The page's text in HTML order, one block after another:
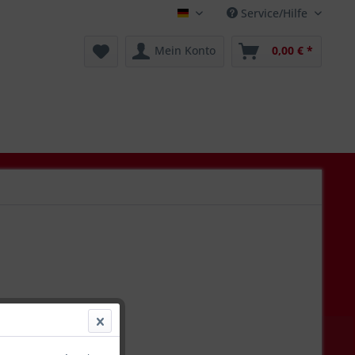
Deutsch Service/Hilfe
Mein Konto 0,00 € *